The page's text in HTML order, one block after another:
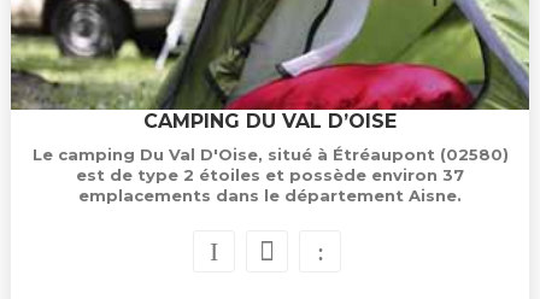
CAMPING DU VAL D’OISE
Le camping Du Val D'Oise, situé à Étréaupont (02580)
est de type 2 étoiles et possède environ 37
emplacements dans le département Aisne.